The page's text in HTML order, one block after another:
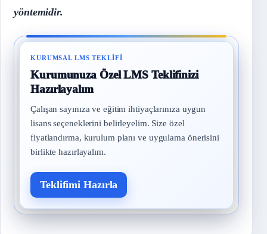
yöntemidir.
KURUMSAL LMS TEKLIFI
Kurumunuza Özel LMS Teklifinizi
Hazırlayalım
Çalışan sayınıza ve eğitim ihtiyaçlarınıza uygun
lisans seçeneklerini belirleyelim. Size özel
fiyatlandırma, kurulum planı ve uygulama önerisini
birlikte hazırlayalım.
Teklifimi Hazırla